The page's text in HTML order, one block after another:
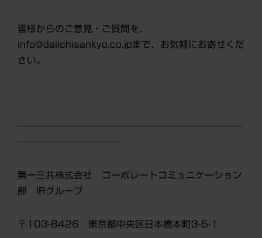
皆様からのご意見・ご質問を、
info@daiichisankyo.co.jpまで、お気軽にお寄せくだ
さい。
────────────────────────
───────────
第一三共株式会社 コーポレートコミュニケーション
部 IRグループ
〒103-8426 東京都中央区日本橋本町3-5-1